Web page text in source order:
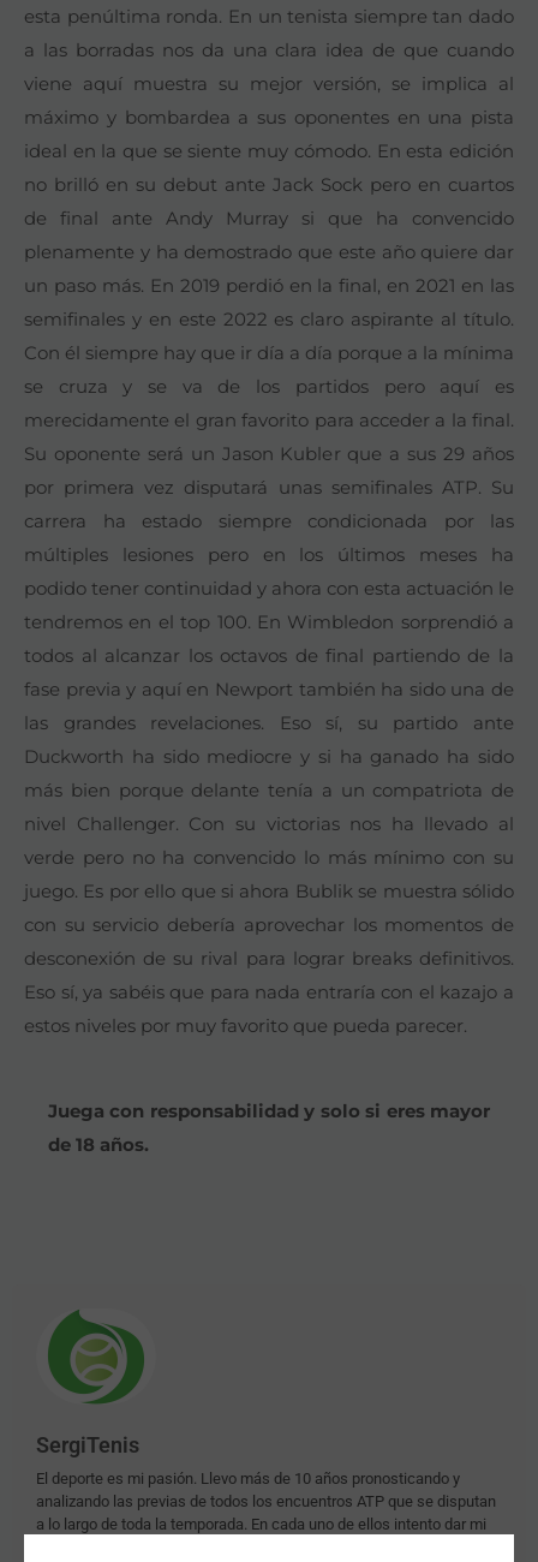
esta penúltima ronda. En un tenista siempre tan dado
a las borradas nos da una clara idea de que cuando
viene aquí muestra su mejor versión, se implica al
máximo y bombardea a sus oponentes en una pista
ideal en la que se siente muy cómodo. En esta edición
no brilló en su debut ante Jack Sock pero en cuartos
de final ante Andy Murray si que ha convencido
plenamente y ha demostrado que este año quiere dar
un paso más. En 2019 perdió en la final, en 2021 en las
semifinales y en este 2022 es claro aspirante al título.
Con él siempre hay que ir día a día porque a la mínima
se cruza y se va de los partidos pero aquí es
merecidamente el gran favorito para acceder a la final.
Su oponente será un Jason Kubler que a sus 29 años
por primera vez disputará unas semifinales ATP. Su
carrera ha estado siempre condicionada por las
múltiples lesiones pero en los últimos meses ha
podido tener continuidad y ahora con esta actuación le
tendremos en el top 100. En Wimbledon sorprendió a
todos al alcanzar los octavos de final partiendo de la
fase previa y aquí en Newport también ha sido una de
las grandes revelaciones. Eso sí, su partido ante
Duckworth ha sido mediocre y si ha ganado ha sido
más bien porque delante tenía a un compatriota de
nivel Challenger. Con su victorias nos ha llevado al
verde pero no ha convencido lo más mínimo con su
juego. Es por ello que si ahora Bublik se muestra sólido
con su servicio debería aprovechar los momentos de
desconexión de su rival para lograr breaks definitivos.
Eso sí, ya sabéis que para nada entraría con el kazajo a
estos niveles por muy favorito que pueda parecer.
Juega con responsabilidad y solo si eres mayor
de 18 años.
SergiTenis
El deporte es mi pasión. Llevo más de 10 años pronosticando y
analizando las previas de todos los encuentros ATP que se disputan
a lo largo de toda la temporada. En cada uno de ellos intento dar mi